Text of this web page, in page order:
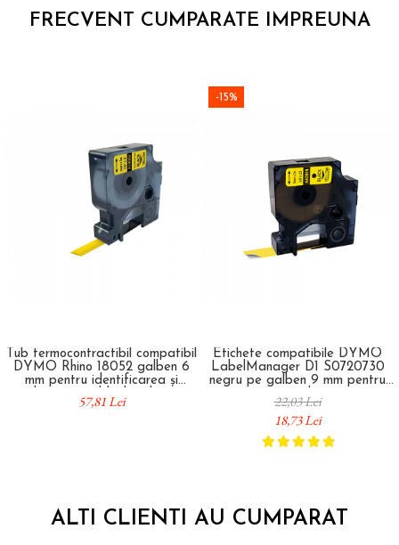
FRECVENT CUMPARATE IMPREUNA
Tub termocontractibil compatibil
DYMO Rhino 18052 galben 6
mm pentru identificarea și
etichetarea cablurilor electrice
57,81 Lei
-15%
Etichete compatibile DYMO
LabelManager D1 S0720730
negru pe galben 9 mm pentru
avertizare, depozit și
identificare vizibilă
22,03 Lei
18,73 Lei
ALTI CLIENTI AU CUMPARAT